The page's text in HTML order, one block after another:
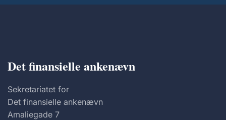
Det finansielle ankenævn
Sekretariatet for
Det finansielle ankenævn
Amaliegade 7